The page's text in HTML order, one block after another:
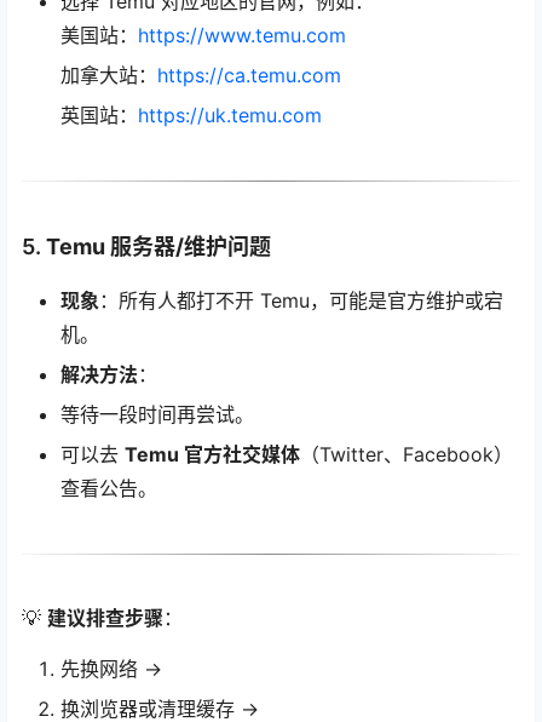
美国站： https://www.temu.com
加拿大站： https://ca.temu.com
英国站： https://uk.temu.com
5. Temu 服务器/维护问题
现象 ：所有人都打不开 Temu，可能是官方维护或宕
机。
解决方法 ：
等待一段时间再尝试。
可以去 Temu 官方社交媒体 （Twitter、Facebook）
查看公告。
💡 建议排查步骤 ：
先换网络 →
换浏览器或清理缓存 →